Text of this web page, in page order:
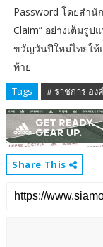
Password โดยสำนั
Claim” อย่างเต็มรู
ขวัญวันปีใหม่ไทยให้
ท้าย
Tags # ราชการ อ
Share This